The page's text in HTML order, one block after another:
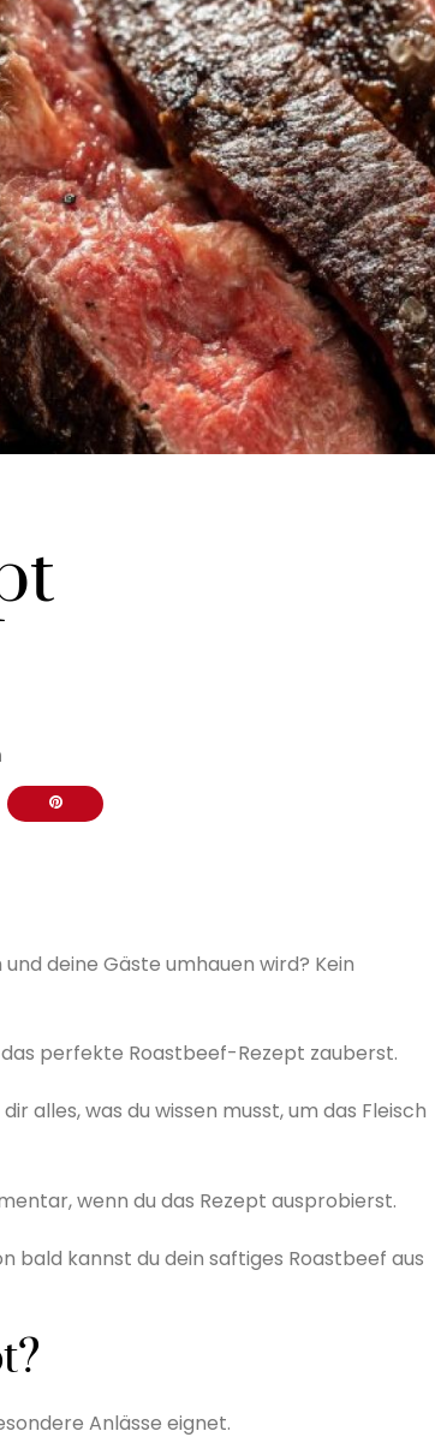
deine Gäste umhauen wird? Kein
perfekte Roastbeef-Rezept zauberst.
alles, was du wissen musst, um das Fleisch
wenn du das Rezept ausprobierst.
bald kannst du dein saftiges Roastbeef aus
Anlässe eignet.